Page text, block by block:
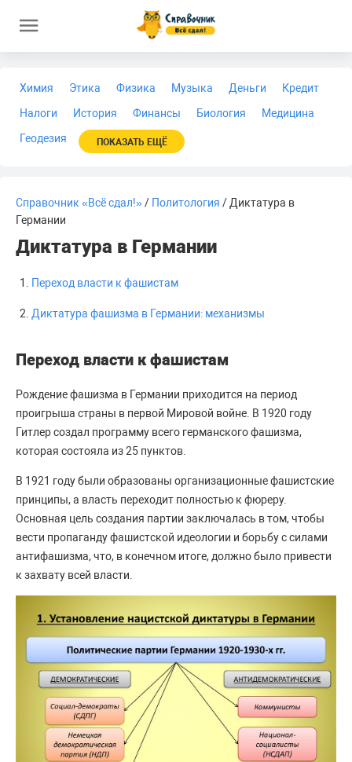
Химия Этика Физика Музыка Деньги
Кредит
Налоги
История Финансы Биология
Медицина
Геодезия
ПОКАЗАТЬ ЕЩЁ
Справочник «Всё сдал!»/ Политология / Диктатура в
Германии
Диктатура в Германии
Переход власти к фашистам
Диктатура фашизма в Германии: механизмы
Переход власти к фашистам
Рождение фашизма в Германии приходится на период
проигрыша страны в первой Мировой войне. В 1920 году
Гитлер создал программу всего германского фашизма,
которая состояла из 25 пунктов.
В 1921 году были образованы организационные фашистские
принципы, а власть переходит полностью к фюреру.
Основная цель создания партии заключалась в том, чтобы
вести пропаганду фашистской идеологии и борьбу с силами
антифашизма, что, в конечном итоге, должно было привести
к захвату всей власти.